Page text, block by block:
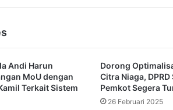
Andi Harun
MoU dengan
Terkait Sistem
Dorong
Citra Niaga,
Pemkot Segera
26 Februari 2025